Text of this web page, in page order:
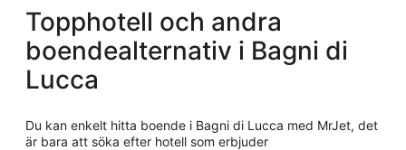
Topphotell och andra
boendealternativ i Bagni di
Lucca
Du kan enkelt hitta boende i Bagni di Lucca med MrJet, det
är bara att söka efter hotell som erbjuder